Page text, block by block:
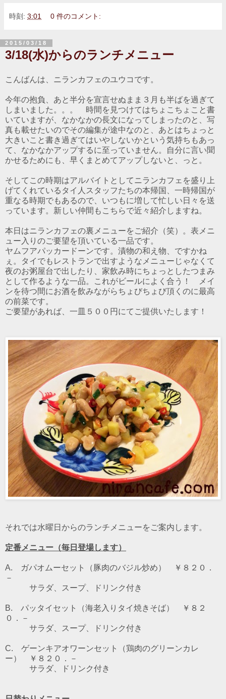
時刻: 3:01 0 件のコメント:
2015/03/18
3/18(水)からのランチメニュー
こんばんは、ニランカフェのユウコです。
今年の抱負、あと半分を宣言せぬまま３月も半ばを過ぎて
しまいました。。。 時間を見つけてはちょこちょこと書
いていますが、なかなかの長文になってしまったのと、写
真も載せたいのでその編集が途中なのと、あとはちょっと
大きいこと書き過ぎてはいやしないかという気持ちもあっ
て、なかなかアップするに至っていません。自分に言い聞
かせるためにも、早くまとめてアップしないと、っと。
そしてこの時期はアルバイトとしてニランカフェを盛り上
げてくれているタイ人スタッフたちの本帰国、一時帰国が
重なる時期でもあるので、いつもに増して忙しい日々を送
っています。新しい仲間もこちらで近々紹介しますね。
本日はニランカフェの裏メニューをご紹介（笑）。表メニ
ュー入りのご要望を頂いている一品です。
ヤムフアパッカードーンです。漬物の和え物、ですかね
ぇ。タイでもレストランで出すようなメニューじゃなくて
夜のお粥屋台で出したり、家飲み時にちょっとしたつまみ
として作るような一品。これがビールによく合う！ メイ
ンを待つ間にお酒を飲みながらちょびちょび頂くのに最高
の前菜です。
ご要望があれば、一皿５００円にてご提供いたします！
それでは水曜日からのランチメニューをご案内します。
定番メニュー（毎日登場します）
A. ガパオムーセット（豚肉のバジル炒め） ￥８２０．
－
サラダ、スープ、ドリンク付き
B. パッタイセット（海老入りタイ焼きそば） ￥８２
０．－
サラダ、スープ、ドリンク付き
C. ゲーンキアオワーンセット（鶏肉のグリーンカレ
ー） ￥８２０．－
サラダ、ドリンク付き